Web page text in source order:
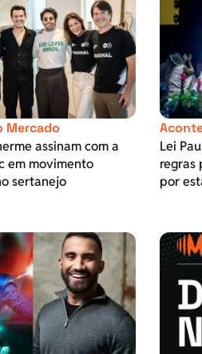
Mercado
assinam com a
em movimento
sertanejo
Lei
regras
por